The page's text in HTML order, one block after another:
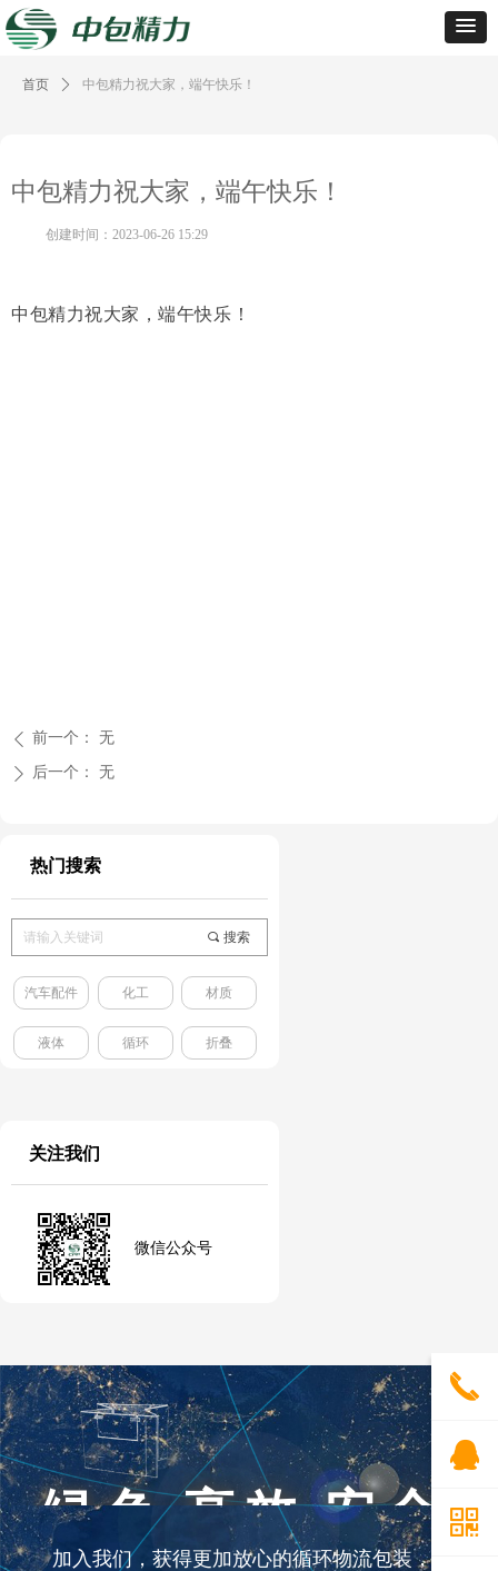
中包精力祝大家，端午快乐！
中包精力祝大家，端午快乐！
ꄴ 前一个： 无
ꄲ 后一个： 无
创建时间： 2023-06-26 15:29
首页 ꄲ 中包精力祝大家，端午快乐！
关注我们
微信公众号
热门搜索
汽车配件 化工 材质
液体 循环 折叠
끠 搜索
绿色 高效 安全
加入我们，获得更加放心的循环物流包装，
끅
뀩
낃